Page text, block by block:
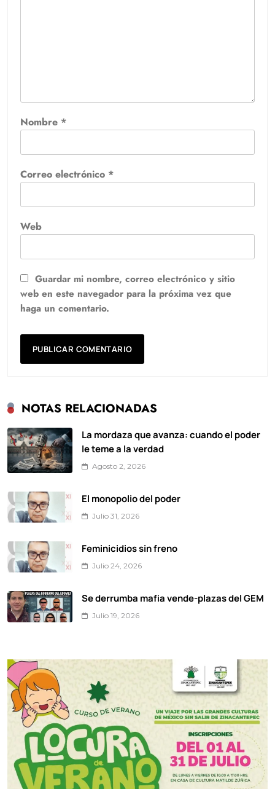
Nombre *
Correo electrónico *
Web
Guardar mi nombre, correo electrónico y sitio
web en este navegador para la próxima vez que
haga un comentario.
NOTAS RELACIONADAS
La mordaza que avanza: cuando el poder
le teme a la verdad
Agosto 2, 2026
El monopolio del poder
Julio 31, 2026
Feminicidios sin freno
Julio 24, 2026
Se derrumba mafia vende-plazas del GEM
Julio 19, 2026